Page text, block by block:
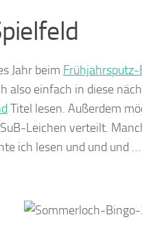
Jahr beim
also einfach in diese
Titel lesen. Außerdem
Leichen verteilt.
ich lesen und und und